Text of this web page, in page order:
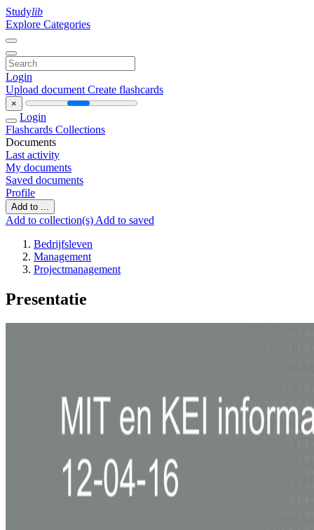
Studylib
Explore Categories
Login
Upload document Create flashcards
×
Login
Flashcards Collections
Documents
Last activity
My documents
Saved documents
Profile
Add to ...
Add to collection(s) Add to saved
Bedrijfsleven
Management
Projectmanagement
Presentatie